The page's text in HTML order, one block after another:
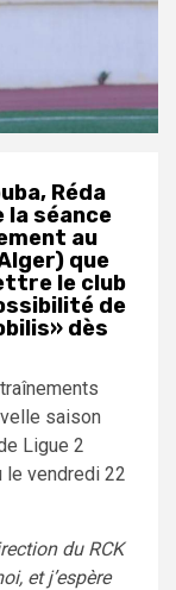
Réda
la séance
au
que
le club
de
dès
saison
Ligue 2
le vendredi 22
du RCK
et j’espère